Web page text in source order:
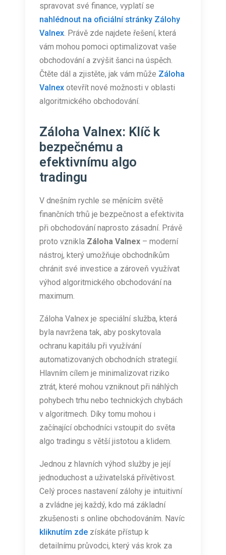
spravovat své finance, vyplatí se
nahlédnout na oficiální stránky Zálohy
Valnex . Právě zde najdete řešení, která
vám mohou pomoci optimalizovat vaše
obchodování a zvýšit šanci na úspěch.
Čtěte dál a zjistěte, jak vám může Záloha
Valnex otevřít nové možnosti v oblasti
algoritmického obchodování.
Záloha Valnex: Klíč k
bezpečnému a
efektivnímu algo
tradingu
V dnešním rychle se měnícím světě
finančních trhů je bezpečnost a efektivita
při obchodování naprosto zásadní. Právě
proto vznikla Záloha Valnex – moderní
nástroj, který umožňuje obchodníkům
chránit své investice a zároveň využívat
výhod algoritmického obchodování na
maximum.
Záloha Valnex je speciální služba, která
byla navržena tak, aby poskytovala
ochranu kapitálu při využívání
automatizovaných obchodních strategií.
Hlavním cílem je minimalizovat riziko
ztrát, které mohou vzniknout při náhlých
pohybech trhu nebo technických chybách
v algoritmech. Díky tomu mohou i
začínající obchodníci vstoupit do světa
algo tradingu s větší jistotou a klidem.
Jednou z hlavních výhod služby je její
jednoduchost a uživatelská přívětivost.
Celý proces nastavení zálohy je intuitivní
a zvládne jej každý, kdo má základní
zkušenosti s online obchodováním. Navíc
kliknutím zde získáte přístup k
detailnímu průvodci, který vás krok za